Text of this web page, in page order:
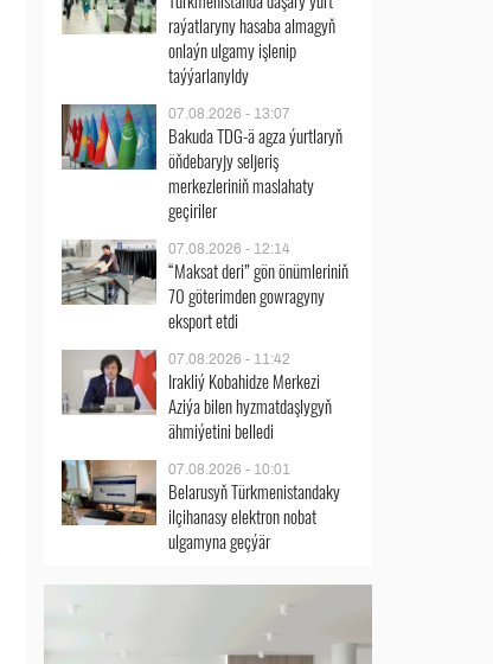
raýatlaryny hasaba almagyň
onlaýn ulgamy işlenip
taýýarlanyldy
07.08.2026 - 13:07
Bakuda TDG-ä agza ýurtlaryň
öňdebaryjy seljeriş
merkezleriniň maslahaty
geçiriler
07.08.2026 - 12:14
“Maksat deri” gön önümleriniň
70 göterimden gowragyny
eksport etdi
07.08.2026 - 11:42
Irakliý Kobahidze Merkezi
Aziýa bilen hyzmatdaşlygyň
ähmiýetini belledi
07.08.2026 - 10:01
Belarusyň Türkmenistandaky
ilçihanasy elektron nobat
ulgamyna geçýär